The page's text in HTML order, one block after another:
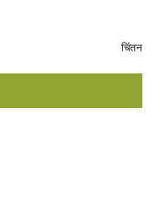
चिंतन